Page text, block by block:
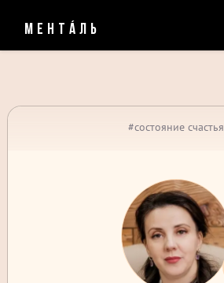
МЕНТÁЛЬ
#состояние счастья